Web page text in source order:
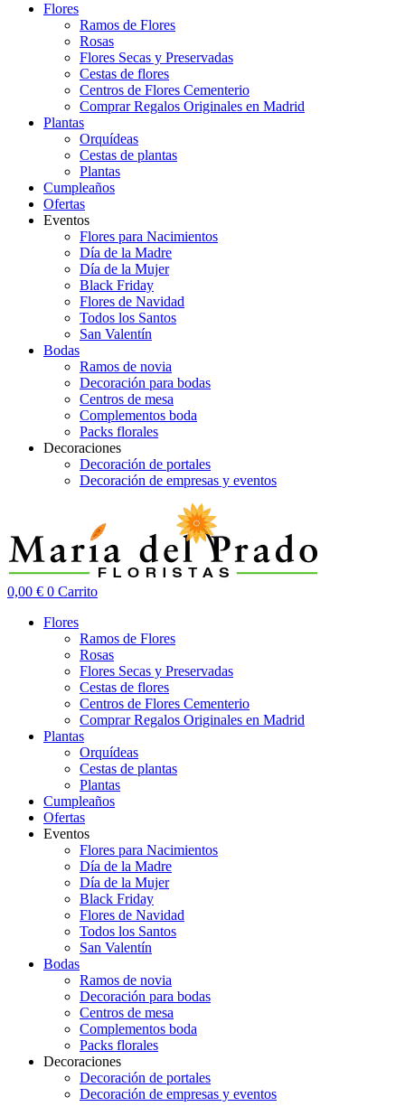
Flores
Ramos de Flores
Rosas
Flores Secas y Preservadas
Cestas de flores
Centros de Flores Cementerio
Comprar Regalos Originales en Madrid
Plantas
Orquídeas
Cestas de plantas
Plantas
Cumpleaños
Ofertas
Eventos
Flores para Nacimientos
Día de la Madre
Día de la Mujer
Black Friday
Flores de Navidad
Todos los Santos
San Valentín
Bodas
Ramos de novia
Decoración para bodas
Centros de mesa
Complementos boda
Packs florales
Decoraciones
Decoración de portales
Decoración de empresas y eventos
0,00 € 0 Carrito
Flores
Ramos de Flores
Rosas
Flores Secas y Preservadas
Cestas de flores
Centros de Flores Cementerio
Comprar Regalos Originales en Madrid
Plantas
Orquídeas
Cestas de plantas
Plantas
Cumpleaños
Ofertas
Eventos
Flores para Nacimientos
Día de la Madre
Día de la Mujer
Black Friday
Flores de Navidad
Todos los Santos
San Valentín
Bodas
Ramos de novia
Decoración para bodas
Centros de mesa
Complementos boda
Packs florales
Decoraciones
Decoración de portales
Decoración de empresas y eventos